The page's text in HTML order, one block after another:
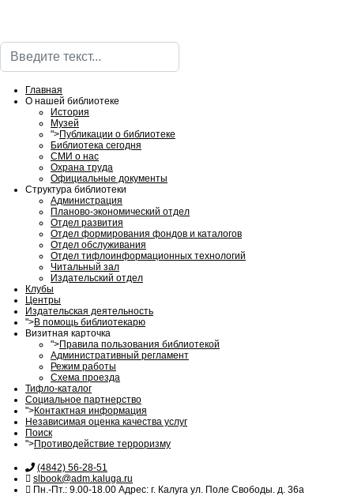
Поиск
Главная
О нашей библиотеке
История
Музей
">Публикации о библиотеке
Библиотека сегодня
СМИ о нас
Охрана труда
Официальные документы
Структура библиотеки
Администрация
Планово-экономический отдел
Отдел развития
Отдел формирования фондов и каталогов
Отдел обслуживания
Отдел тифлоинформационных технологий
Читальный зал
Издательский отдел
Клубы
Центры
Издательская деятельность
">В помощь библиотекарю
Визитная карточка
">Правила пользования библиотекой
Административный регламент
Режим работы
Схема проезда
Тифло-каталог
Социальное партнерство
">Контактная информация
Независимая оценка качества услуг
Поиск
">Противодействие терроризму
(4842) 56-28-51
slbook@adm.kaluga.ru
Пн.-Пт.: 9.00-18.00 Адрес: г. Калуга ул. Поле Свободы. д. 36а